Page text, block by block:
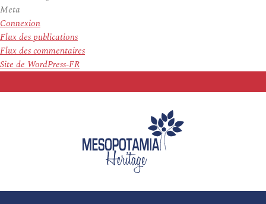
Meta
Connexion
Flux des publications
Flux des commentaires
Site de WordPress-FR